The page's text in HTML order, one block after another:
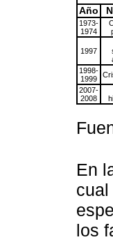
Año
1973-
1974
1997
1998-
1999
2007-
2008
En
los